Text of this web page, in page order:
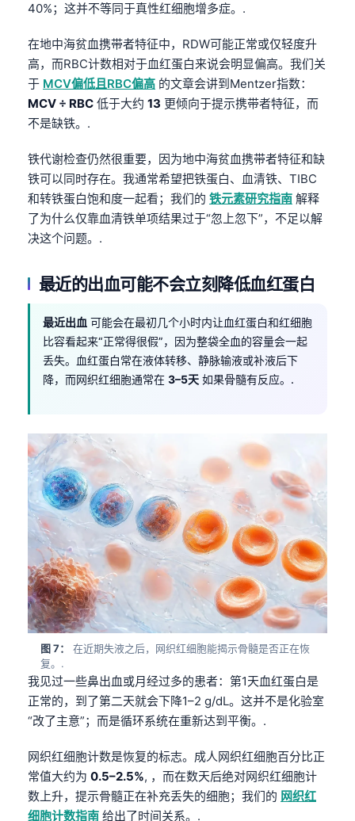
40%；这并不等同于真性红细胞增多症。.
在地中海贫血携带者特征中，RDW可能正常或仅轻度升
高，而RBC计数相对于血红蛋白来说会明显偏高。我们关
于 MCV偏低且RBC偏高 的文章会讲到Mentzer指数：
MCV ÷ RBC 低于大约 13 更倾向于提示携带者特征，而
不是缺铁。.
铁代谢检查仍然很重要，因为地中海贫血携带者特征和缺
铁可以同时存在。我通常希望把铁蛋白、血清铁、TIBC
和转铁蛋白饱和度一起看；我们的 铁元素研究指南 解释
了为什么仅靠血清铁单项结果过于“忽上忽下”，不足以解
决这个问题。.
最近的出血可能不会立刻降低血红蛋白
最近出血 可能会在最初几个小时内让血红蛋白和红细胞
比容看起来“正常得很假”，因为整袋全血的容量会一起
丢失。血红蛋白常在液体转移、静脉输液或补液后下
降，而网织红细胞通常在 3–5天 如果骨髓有反应。.
图 7：
在近期失液之后，网织红细胞能揭示骨髓是否正在恢
复。.
我见过一些鼻出血或月经过多的患者：第1天血红蛋白是
正常的，到了第二天就会下降1–2 g/dL。这并不是化验室
“改了主意”；而是循环系统在重新达到平衡。.
网织红细胞计数是恢复的标志。成人网织红细胞百分比正
常值大约为 0.5–2.5%, ，而在数天后绝对网织红细胞计
数上升，提示骨髓正在补充丢失的细胞；我们的 网织红
细胞计数指南 给出了时间关系。.